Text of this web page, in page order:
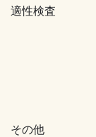
適性検査
その他